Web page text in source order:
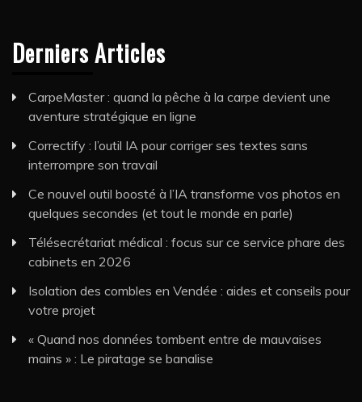
Derniers Articles
CarpeMaster : quand la pêche à la carpe devient une
aventure stratégique en ligne
Correctify : l’outil IA pour corriger ses textes sans
interrompre son travail
Ce nouvel outil boosté à l’IA transforme vos photos en
quelques secondes (et tout le monde en parle)
Télésecrétariat médical : focus sur ce service phare des
cabinets en 2026
Isolation des combles en Vendée : aides et conseils pour
votre projet
« Quand nos données tombent entre de mauvaises
mains » : Le piratage se banalise